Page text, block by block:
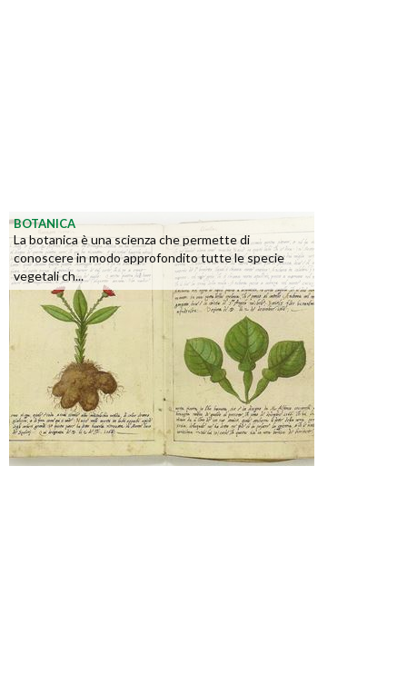
BOTANICA
La botanica è una scienza che permette di
conoscere in modo approfondito tutte le specie
vegetali ch...